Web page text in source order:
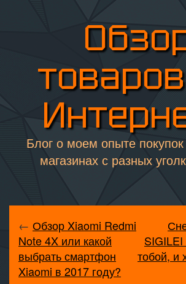
Блог о моем опыте
магазинах с разных
← Обзор Xiaomi Redmi
Note 4X или какой
выбрать смартфон
Xiaomi в 2017 году?
тобой, и